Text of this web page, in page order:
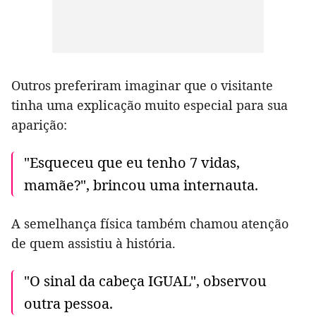
Outros preferiram imaginar que o visitante
tinha uma explicação muito especial para sua
aparição:
"Esqueceu que eu tenho 7 vidas,
mamãe?", brincou uma internauta.
A semelhança física também chamou atenção
de quem assistiu à história.
"O sinal da cabeça IGUAL", observou
outra pessoa.